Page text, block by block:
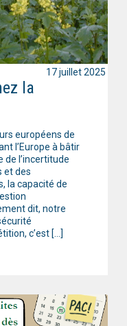
la
européens de
l’Europe à bâtir
de l’incertitude
et des
la capacité de
dit, notre
c’est […]
17 juillet 2025